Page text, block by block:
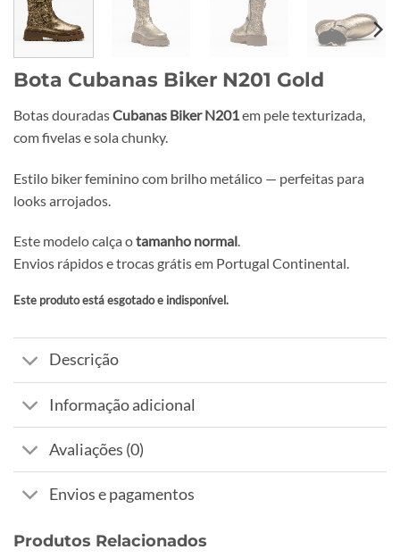
Bota Cubanas Biker N201 Gold
Botas douradasCubanas Biker N201em pele texturizada,
com fivelas e sola chunky.
Estilo biker feminino com brilho metálico — perfeitas para
looks arrojados.
Este modelo calça otamanho normal.
Envios rápidos e trocas grátis em Portugal Continental.
Este produto está esgotado e indisponível.
Alternative:
Descrição
Informação adicional
Avaliações (0)
Envios e pagamentos
Produtos Relacionados